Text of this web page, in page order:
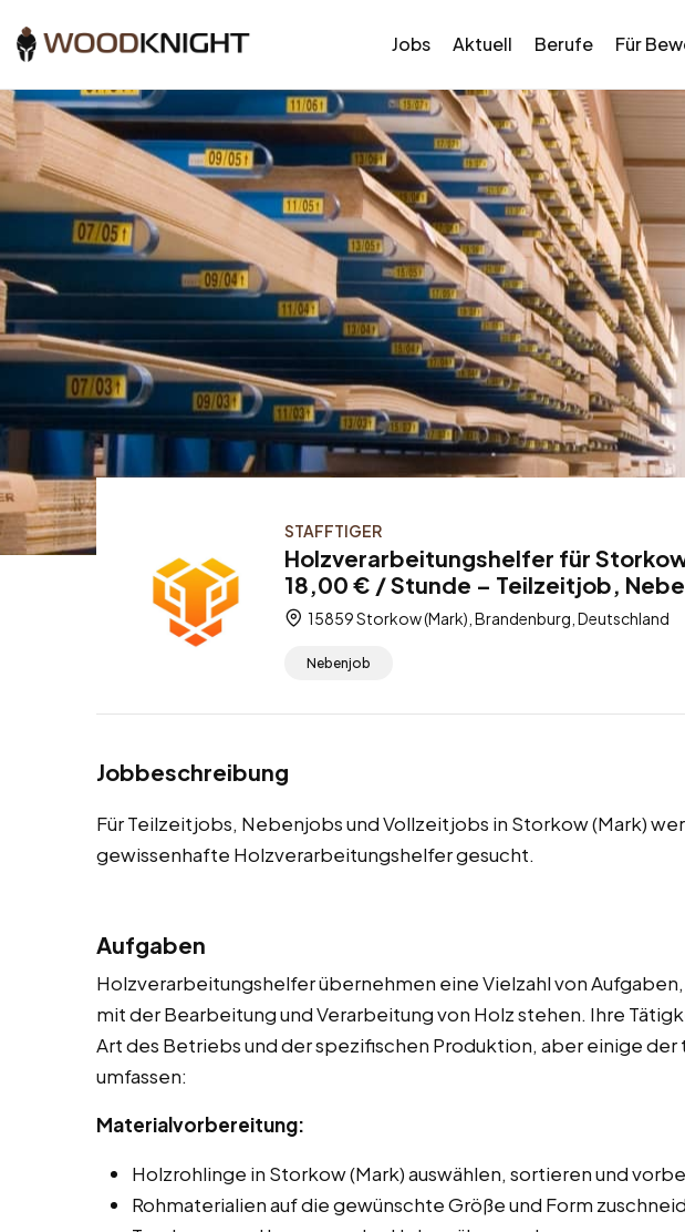
Jobs Aktuell Berufe Für
STAFFTIGER
Holzverarbeitungshelfer für
18,00 € / Stunde – Teilzeitjob,
15859 Storkow (Mark), Brandenburg, Deutschland
Nebenjob
Jobbeschreibung
Für Teilzeitjobs, Nebenjobs und Vollzeitjobs in Storkow (Mark)
gewissenhafte Holzverarbeitungshelfer gesucht.
Aufgaben
Holzverarbeitungshelfer übernehmen eine Vielzahl von
mit der Bearbeitung und Verarbeitung von Holz stehen. Ihre
Art des Betriebs und der spezifischen Produktion, aber einige
umfassen:
Materialvorbereitung:
Holzrohlinge in Storkow (Mark) auswählen, sortieren und
Rohmaterialien auf die gewünschte Größe und Form